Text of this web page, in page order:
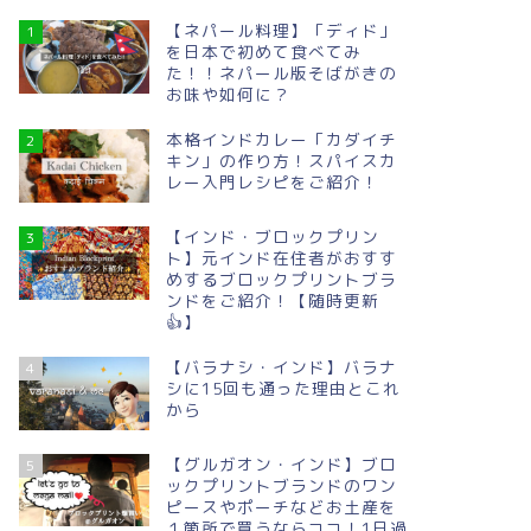
1
【ネパール料理】「ディド」
を日本で初めて食べてみ
た！！ネパール版そばがきの
お味や如何に？
2
本格インドカレー「カダイチ
キン」の作り方！スパイスカ
レー入門レシピをご紹介！
3
【インド・ブロックプリン
ト】元インド在住者がおすす
めするブロックプリントブラ
ンドをご紹介！【随時更新
👍】
4
【バラナシ・インド】バラナ
シに15回も通った理由とこれ
から
5
【グルガオン・インド】ブロ
ックプリントブランドのワン
ピースやポーチなどお土産を